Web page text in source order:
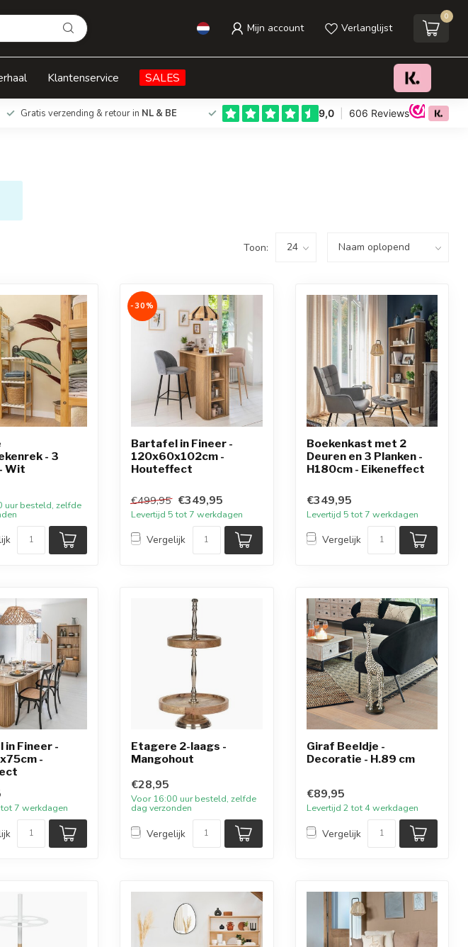
Mijn account Verlanglijst
0
Klantenservice SALES
Gratis verzending & retour in NL & BE
Toon:
- 3
Wit
uur besteld, zelfde
-30%
Bartafel in Fineer -
120x60x102cm -
Houteffect
€499,95 €349,95
Levertijd 5 tot 7 werkdagen
Vergelijk
Boekenkast met 2
Deuren en 3 Planken -
H180cm - Eikeneffect
€349,95
Levertijd 5 tot 7 werkdagen
Vergelijk
Fineer -
-
7 werkdagen
Etagere 2-laags -
Mangohout
€28,95
Voor 16:00 uur besteld, zelfde
dag verzonden
Vergelijk
Giraf Beeldje -
Decoratie - H.89 cm
€89,95
Levertijd 2 tot 4 werkdagen
Vergelijk